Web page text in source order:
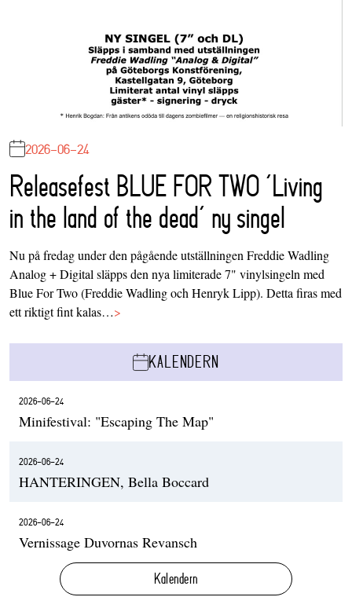
2026-06-24
Releasefest BLUE FOR TWO ‘Living
in the land of the dead’ ny singel
Nu på fredag under den pågående utställningen Freddie Wadling
Analog + Digital släpps den nya limiterade 7" vinylsingeln med
Blue For Two (Freddie Wadling och Henryk Lipp). Detta firas med
ett riktigt fint kalas…>
KALENDERN
2026-06-24
Minifestival: "Escaping The Map"
2026-06-24
HANTERINGEN, Bella Boccard
2026-06-24
Vernissage Duvornas Revansch
Kalendern